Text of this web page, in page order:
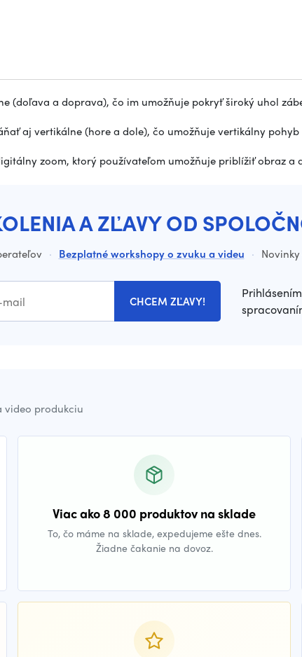
(doľava a doprava), čo im umožňuje pokryť široký uhol
aj vertikálne (hore a dole), čo umožňuje vertikálny
zoom, ktorý používateľom umožňuje priblížiť obraz
A ZĽAVY OD
· Bezplatné workshopy o zvuku a videu ·
CHCEM ZĽAVY!
video produkciu
Viac ako 8 000 produktov na sklade
To, čo máme na sklade, expedujeme ešte dnes.
Žiadne čakanie na dovoz.